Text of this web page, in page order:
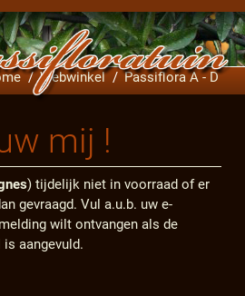
Webwinkel
Passiflora A - D
mij !
) tijdelijk niet in voorraad of er
gevraagd. Vul a.u.b. uw e-
wilt ontvangen als de
aangevuld.